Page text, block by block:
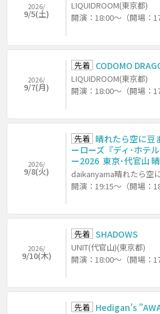
2026/
9/5(土)
LIQUIDROOM(東京都)
開演：18:00～（開場：
2026/
9/7(月)
先着 CODOMO
LIQUIDROOM(東京都)
開演：18:00～（開場：
2026/
9/8(火)
先着 晴れたら空に豆
ーローズ『ディ･ホテ
ー2026 東京･代官山
daikanyama晴れたら空
開演：19:15～（開場：
2026/
9/10(木)
先着 SHADOWS
UNIT(代官山)(東京都)
開演：18:00～（開場：
先着 Hedigan’s